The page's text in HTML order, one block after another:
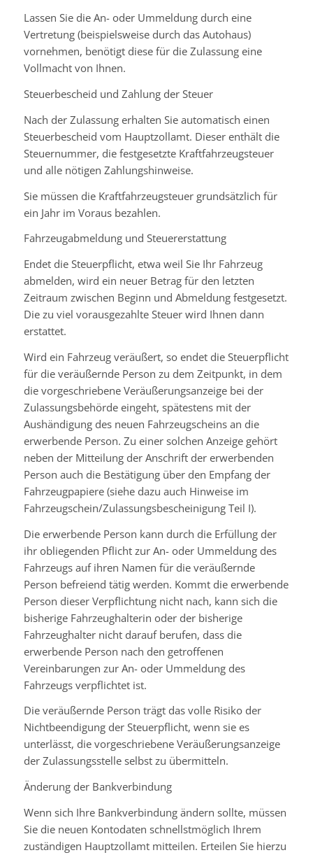
Lassen Sie die An- oder Ummeldung durch eine
Vertretung (beispielsweise durch das Autohaus)
vornehmen, benötigt diese für die Zulassung eine
Vollmacht von Ihnen.
Steuerbescheid und Zahlung der Steuer
Nach der Zulassung erhalten Sie automatisch einen
Steuerbescheid vom Hauptzollamt. Dieser enthält die
Steuernummer, die festgesetzte Kraftfahrzeugsteuer
und alle nötigen Zahlungshinweise.
Sie müssen die Kraftfahrzeugsteuer grundsätzlich für
ein Jahr im Voraus bezahlen.
Fahrzeugabmeldung und Steuererstattung
Endet die Steuerpflicht, etwa weil Sie Ihr Fahrzeug
abmelden, wird ein neuer Betrag für den letzten
Zeitraum zwischen Beginn und Abmeldung festgesetzt.
Die zu viel vorausgezahlte Steuer wird Ihnen dann
erstattet.
Wird ein Fahrzeug veräußert, so endet die Steuerpflicht
für die veräußernde Person zu dem Zeitpunkt, in dem
die vorgeschriebene Veräußerungsanzeige bei der
Zulassungsbehörde eingeht, spätestens mit der
Aushändigung des neuen Fahrzeugscheins an die
erwerbende Person. Zu einer solchen Anzeige gehört
neben der Mitteilung der Anschrift der erwerbenden
Person auch die Bestätigung über den Empfang der
Fahrzeugpapiere (siehe dazu auch Hinweise im
Fahrzeugschein/Zulassungsbescheinigung Teil I).
Die erwerbende Person kann durch die Erfüllung der
ihr obliegenden Pflicht zur An- oder Ummeldung des
Fahrzeugs auf ihren Namen für die veräußernde
Person befreiend tätig werden. Kommt die erwerbende
Person dieser Verpflichtung nicht nach, kann sich die
bisherige Fahrzeughalterin oder der bisherige
Fahrzeughalter nicht darauf berufen, dass die
erwerbende Person nach den getroffenen
Vereinbarungen zur An- oder Ummeldung des
Fahrzeugs verpflichtet ist.
Die veräußernde Person trägt das volle Risiko der
Nichtbeendigung der Steuerpflicht, wenn sie es
unterlässt, die vorgeschriebene Veräußerungsanzeige
der Zulassungsstelle selbst zu übermitteln.
Änderung der Bankverbindung
Wenn sich Ihre Bankverbindung ändern sollte, müssen
Sie die neuen Kontodaten schnellstmöglich Ihrem
zuständigen Hauptzollamt mitteilen. Erteilen Sie hierzu